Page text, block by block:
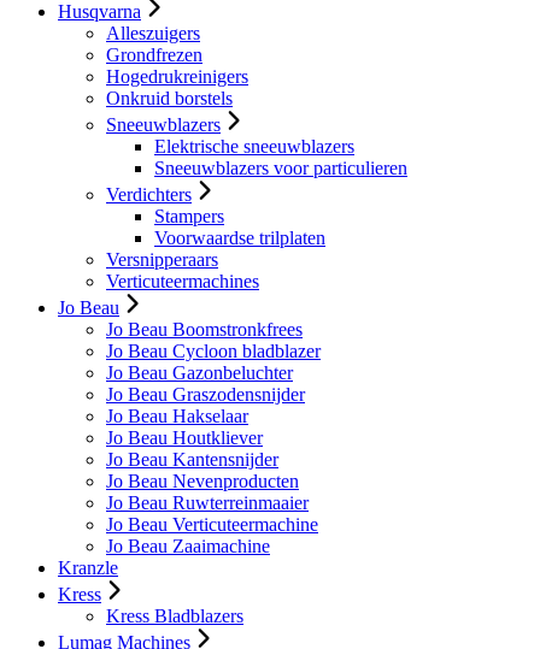
Husqvarna
Alleszuigers
Grondfrezen
Hogedrukreinigers
Onkruid borstels
Sneeuwblazers
Elektrische sneeuwblazers
Sneeuwblazers voor particulieren
Verdichters
Stampers
Voorwaardse trilplaten
Versnipperaars
Verticuteermachines
Jo Beau
Jo Beau Boomstronkfrees
Jo Beau Cycloon bladblazer
Jo Beau Gazonbeluchter
Jo Beau Graszodensnijder
Jo Beau Hakselaar
Jo Beau Houtkliever
Jo Beau Kantensnijder
Jo Beau Nevenproducten
Jo Beau Ruwterreinmaaier
Jo Beau Verticuteermachine
Jo Beau Zaaimachine
Kranzle
Kress
Kress Bladblazers
Lumag Machines